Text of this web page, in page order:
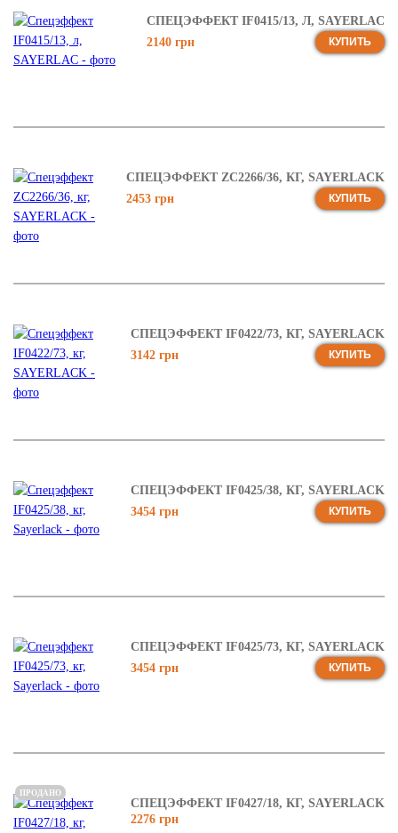
СПЕЦЭФФЕКТ IF0415/13, Л, SAYERLAC
2140 грн
КУПИТЬ
СПЕЦЭФФЕКТ ZC2266/36, КГ, SAYERLACK
2453 грн
КУПИТЬ
СПЕЦЭФФЕКТ IF0422/73, КГ, SAYERLACK
3142 грн
КУПИТЬ
СПЕЦЭФФЕКТ IF0425/38, КГ, SAYERLACK
3454 грн
КУПИТЬ
СПЕЦЭФФЕКТ IF0425/73, КГ, SAYERLACK
3454 грн
КУПИТЬ
СПЕЦЭФФЕКТ IF0427/18, КГ, SAYERLACK
2276 грн
ПРОДАНО